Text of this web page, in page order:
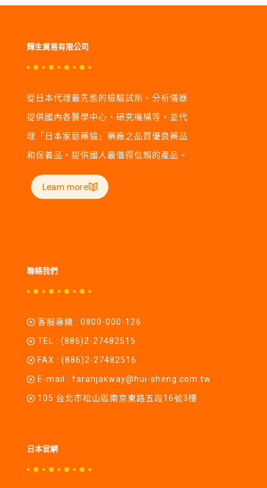
輝生貿易有限公司
從日本代理最先進的檢驗試劑、分析儀器
提供國內各醫學中心、研究機構等。並代
理「日本家庭藥協」藥廠之品質優良藥品
和保養品，提供國人最值得信賴的產品。
Learn more
聯絡我們
客服專線 : 0800-000-126
TEL : (886)2-27482515
FAX : (886)2-27482516
E-mail : farahjakway@hui-sheng.com.tw
105 台北市松山區南京東路五段16號3樓
日本官網